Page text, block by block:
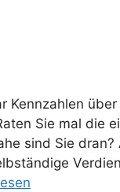
Kennzahlen
Sie mal die
sind Sie